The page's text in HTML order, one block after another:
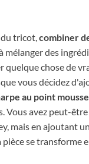
tricot, combiner
mélanger des
quelque chose de
vous décidez
au point mousse
Vous avez peut-
mais en ajoutant
pièce se transforme